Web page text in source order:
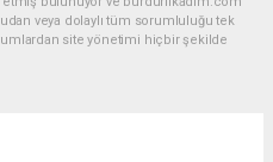
veya dolaylı tüm sorumluluğu tek
site yönetimi hiçbir şekilde